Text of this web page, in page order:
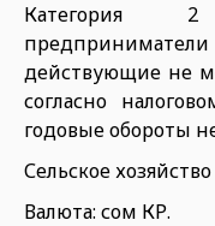
Категория
действующие не
согласно
годовые обороты
Сельское
Валюта: сом КР.